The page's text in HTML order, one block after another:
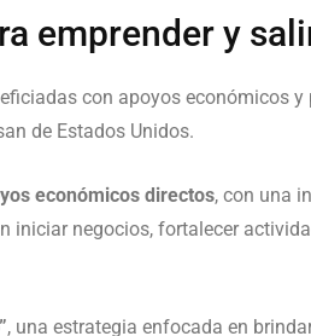
emprender y
con apoyos económicos
de Estados Unidos.
económicos directos, con una
iniciar negocios, fortalecer
, una estrategia enfocada en